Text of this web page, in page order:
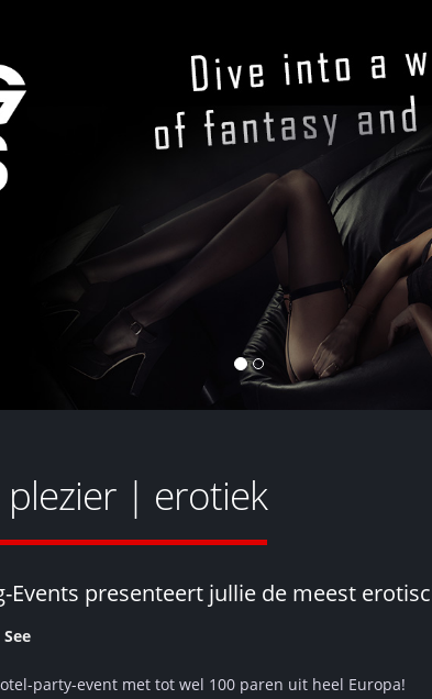
| erotiek
Events presenteert jullie de meest
party-event met tot wel 100 paren uit heel Europa!